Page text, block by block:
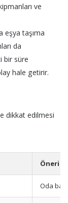
ve
eşya taşıma
da
bir süre
hale getirir.
dikkat edilmesi
Öneri
Oda